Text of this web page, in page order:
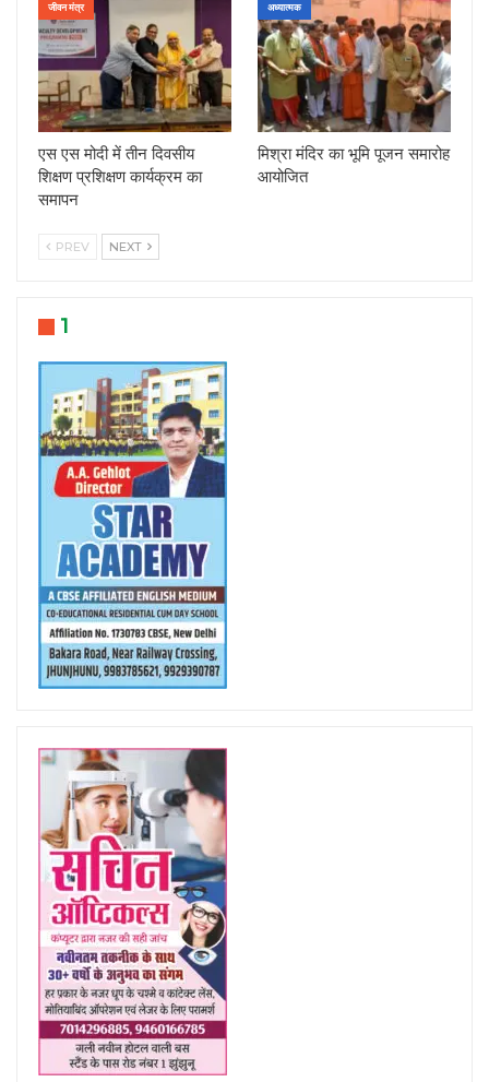
जीवन मंत्र
एस एस मोदी में तीन दिवसीय
शिक्षण प्रशिक्षण कार्यक्रम का
समापन
अध्यात्मक
मिश्रा मंदिर का भूमि पूजन समारोह
आयोजित
PREV NEXT
1